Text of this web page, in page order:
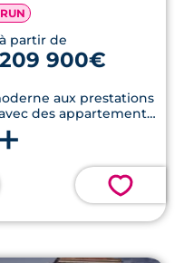
à partir de
209 900€
aux prestations
des appartements
parkings en sous-sol.
💗